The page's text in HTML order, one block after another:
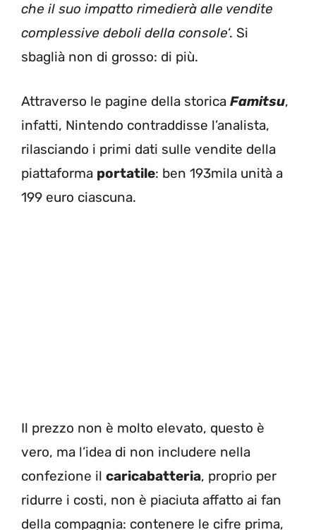
che il suo impatto rimedierà alle vendite
complessive deboli della console‘. Si
sbaglià non di grosso: di più.
Attraverso le pagine della storica Famitsu,
infatti, Nintendo contraddisse l’analista,
rilasciando i primi dati sulle vendite della
piattaforma portatile: ben 193mila unità a
199 euro ciascuna.
Il prezzo non è molto elevato, questo è
vero, ma l’idea di non includere nella
confezione il caricabatteria, proprio per
ridurre i costi, non è piaciuta affatto ai fan
della compagnia: contenere le cifre prima,